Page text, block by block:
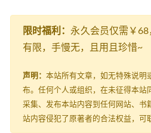
限时福利： 永久会员仅需￥68
有限，手慢无，且用且珍惜~
声明： 本站所有文章，如无特殊说明
布。任何个人或组织，在未征得本站
采集、发布本站内容到任何网站、书
站内容侵犯了原著者的合法权益，可